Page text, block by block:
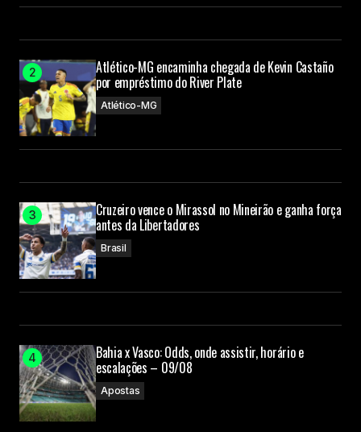
Atlético-MG encaminha chegada de Kevin Castaño
por empréstimo do River Plate
Atlético-MG
Cruzeiro vence o Mirassol no Mineirão e ganha força
antes da Libertadores
Brasil
Bahia x Vasco: Odds, onde assistir, horário e
escalações – 09/08
Apostas